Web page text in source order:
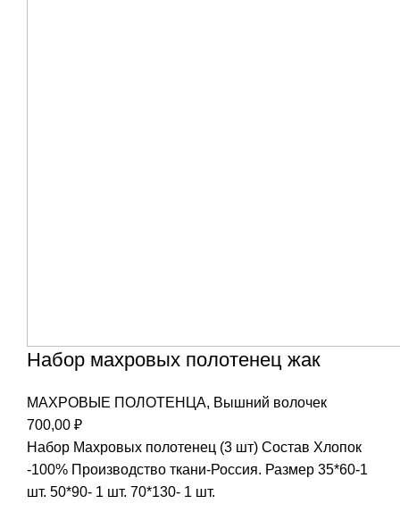
Набор махровых полотенец жак
МАХРОВЫЕ ПОЛОТЕНЦА, Вышний волочек
700,00 ₽
Набор Махровых полотенец (3 шт) Состав Хлопок
-100% Производство ткани-Россия. Размер 35*60-1
шт. 50*90- 1 шт. 70*130- 1 шт.